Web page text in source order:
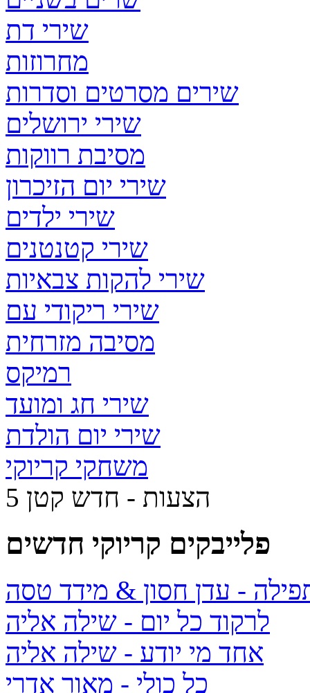
שירי דת
מחרוזות
שירים מסרטים וסדרות
שירי ירושלים
מסיבת רווקות
שירי יום הזיכרון
שירי ילדים
שירי קטנטנים
שירי להקות צבאיות
שירי ריקודי עם
מסיבה מזרחית
רמיקס
שירי חג ומועד
שירי יום הולדת
משחקי קריוקי
5 הצעות - חדש קטן
פלייבקים קריוקי חדשים
- עדן חסון & מידד טסה
לרקוד כל יום - שילה אליה
אחד מי יודע - שילה אליה
כל כולי - מאור אדרי